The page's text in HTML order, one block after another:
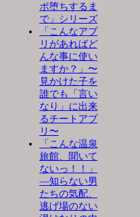
ポ堕ちするま
で」シリーズ
「こんなアプ
リがあればど
んな事に使い
ますか？」〜
見かけた子を
誰でも「言い
なり」に出来
るチートアプ
リ〜
「こんな温泉
旅館、聞いて
ないっ！！」
―知らない男
たちの気配、
逃げ場のない